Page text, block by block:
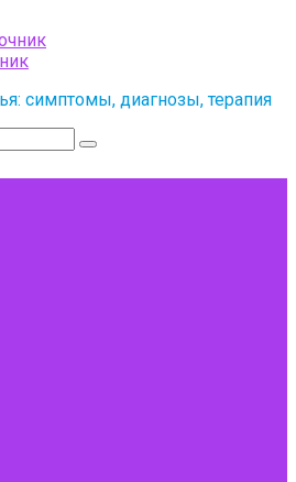
симптомы, диагнозы, терапия